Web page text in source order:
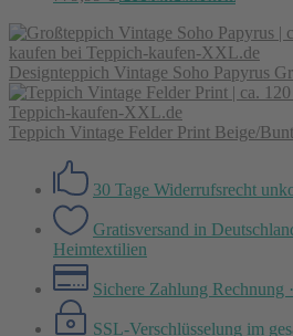
Designteppich Vintage Soho Papyrus
Teppich Vintage Felder Print Beige/
30 Tage Widerrufsrecht
Gratisversand in
Heimtextilien
Sichere Zahlung Rechnung
SSL-Verschlüsselung im